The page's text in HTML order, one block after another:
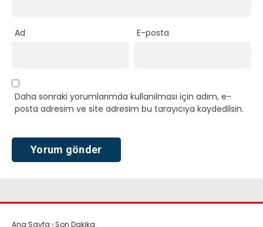
Ad E-posta
Daha sonraki yorumlarımda kullanılması için adım, e-
posta adresim ve site adresim bu tarayıcıya kaydedilsin.
Ana Sayfa › Son Dakika